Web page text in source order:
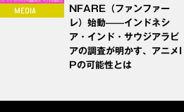
NFARE（ファンファー
レ）始動——インドネシ
ア・インド・サウジアラビ
アの調査が明かす、アニメI
Pの可能性とは